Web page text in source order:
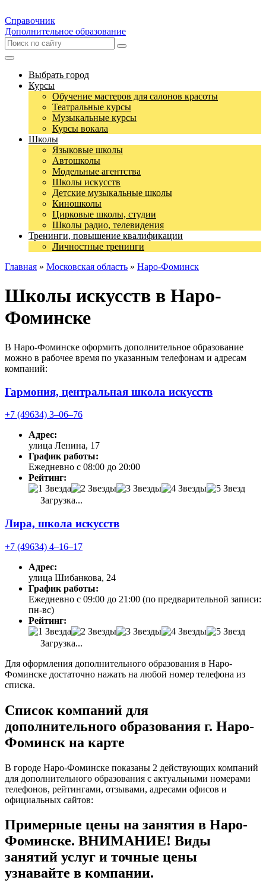
Справочник
Дополнительное образование
Выбрать город
Курсы
Обучение мастеров для салонов красоты
Театральные курсы
Музыкальные курсы
Курсы вокала
Школы
Языковые школы
Автошколы
Модельные агентства
Школы искусств
Детские музыкальные школы
Киношколы
Цирковые школы, студии
Школы радио, телевидения
Тренинги, повышение квалификации
Личностные тренинги
Главная » Московская область » Наро-Фоминск
Школы искусств в Наро-
Фоминске
В Наро-Фоминске оформить дополнительное образование
можно в рабочее время по указанным телефонам и адресам
компаний:
Гармония, центральная школа искусств
+7 (49634) 3‒06‒76
Адрес:
улица Ленина, 17
График работы:
Ежедневно с 08:00 до 20:00
Рейтинг:
Загрузка...
Лира, школа искусств
+7 (49634) 4‒16‒17
Адрес:
улица Шибанкова, 24
График работы:
Ежедневно с 09:00 до 21:00 (по предварительной записи:
пн-вс)
Рейтинг:
Загрузка...
Для оформления дополнительного образования в Наро-
Фоминске достаточно нажать на любой номер телефона из
списка.
Список компаний для
дополнительного образования г. Наро-
Фоминск на карте
В городе Наро-Фоминске показаны 2 действующих компаний
для дополнительного образования с актуальными номерами
телефонов, рейтингами, отзывами, адресами офисов и
официальных сайтов:
Примерные цены на занятия в Наро-
Фоминске. ВНИМАНИЕ! Виды
занятий услуг и точные цены
узнавайте в компании.